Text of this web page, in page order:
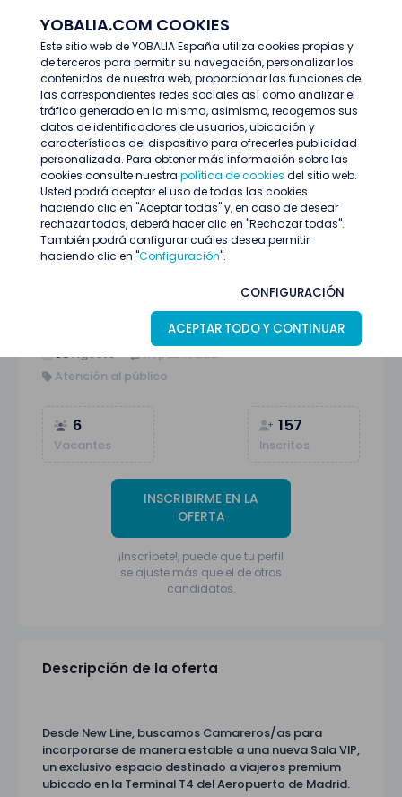
YOBALIA.COM COOKIES
Este sitio web de YOBALIA España utiliza cookies propias y
de terceros para permitir su navegación, personalizar los
contenidos de nuestra web, proporcionar las funciones de
las correspondientes redes sociales así como analizar el
tráfico generado en la misma, asimismo, recogemos sus
datos de identificadores de usuarios, ubicación y
características del dispositivo para ofrecerles publicidad
personalizada. Para obtener más información sobre las
cookies consulte nuestra política de cookies del sitio web.
Usted podrá aceptar el uso de todas las cookies
haciendo clic en "Aceptar todas" y, en caso de desear
rechazar todas, deberá hacer clic en "Rechazar todas".
También podrá configurar cuáles desea permitir
haciendo clic en "Configuración".
CONFIGURACIÓN
ACEPTAR TODO Y CONTINUAR
Últimas ofertas
Camarero/a – Sala VIP Madrid (Posición estable)
Camarero/a – Sala VIP Madrid (Posición
Madrid (Aeropuerto Barajas) (Madrid)
03Agosto
Republicada
Atención al público
6
Vacantes
157
Inscritos
INSCRIBIRME EN LA
OFERTA
¡Inscríbete!, puede que tu perfil
se ajuste más que el de otros
candidatos.
Descripción de la oferta
Desde New Line, buscamos Camareros/as para
incorporarse de manera estable a una nueva Sala VIP,
un exclusivo espacio destinado a viajeros premium
ubicado en la Terminal T4 del Aeropuerto de Madrid.